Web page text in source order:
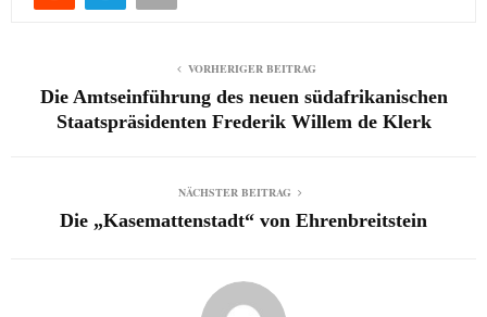
VORHERIGER BEITRAG
Die Amtseinführung des neuen südafrikanischen
Staatspräsidenten Frederik Willem de Klerk
NÄCHSTER BEITRAG
Die „Kasemattenstadt“ von Ehrenbreitstein